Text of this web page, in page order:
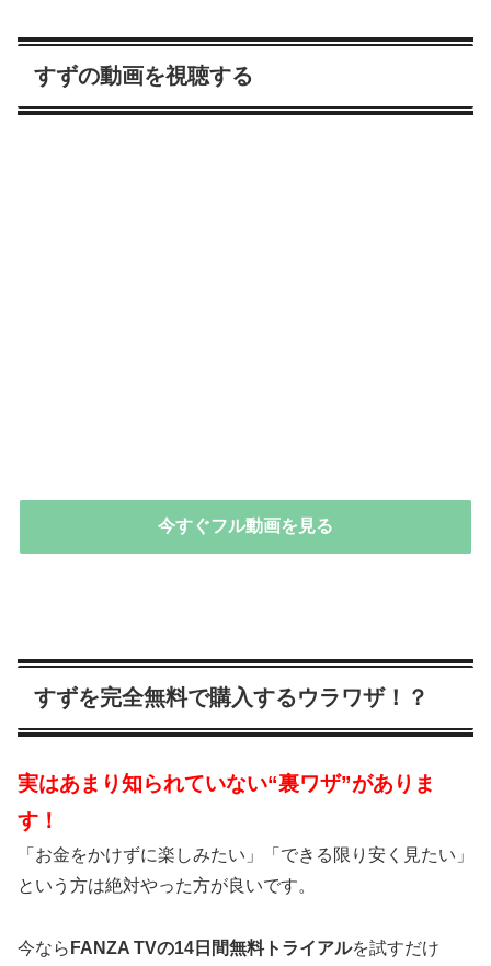
すずの動画を視聴する
今すぐフル動画を見る
すずを完全無料で購入するウラワザ！？
実はあまり知られていない“裏ワザ”がありま
す！
「お金をかけずに楽しみたい」「できる限り安く見たい」
という方は絶対やった方が良いです。
今なら FANZA TVの14日間無料トライアルを試すだけ